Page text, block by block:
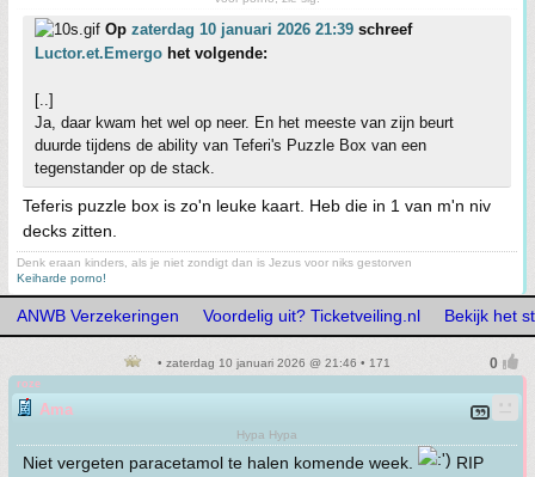
Op zaterdag 10 januari 2026 21:39 schreef
Luctor.et.Emergo het volgende:
[..]
Ja, daar kwam het wel op neer. En het meeste van zijn beurt
duurde tijdens de ability van Teferi's Puzzle Box van een
tegenstander op de stack.
Teferis puzzle box is zo'n leuke kaart. Heb die in 1 van m'n niv
decks zitten.
Denk eraan kinders, als je niet zondigt dan is Jezus voor niks gestorven
Keiharde porno!
ANWB Verzekeringen Voordelig uit? Ticketveiling.nl Bekijk het
• zaterdag 10 januari 2026 @ 21:46 • 171
roze
Ama
Hypa Hypa
Niet vergeten paracetamol te halen komende week.
RIP